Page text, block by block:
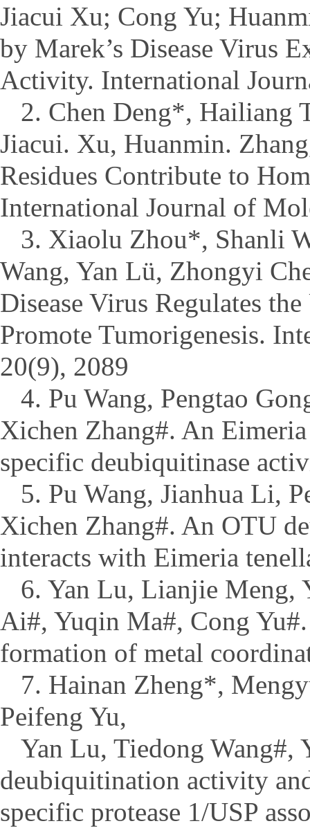
Jiacui Xu; Cong Yu;
by Marek’s Disease Virus
Activity. International
2. Chen Deng*, Hailiang
Jiacui. Xu, Huanmin.
Residues Contribute to
International Journal of
3. Xiaolu Zhou*, Shanli
Wang, Yan Lü, Zhongyi
Disease Virus Regulates
Promote Tumorigenesis.
20(9), 2089
4. Pu Wang, Pengtao
Xichen Zhang#. An
specific deubiquitinase
5. Pu Wang, Jianhua Li,
Xichen Zhang#. An OTU
interacts with Eimeria
6. Yan Lu, Lianjie Meng,
Ai#, Yuqin Ma#, Cong
formation of metal
7. Hainan Zheng*,
Peifeng Yu,
Yan Lu, Tiedong Wang#,
deubiquitination activity
specific protease 1/USP